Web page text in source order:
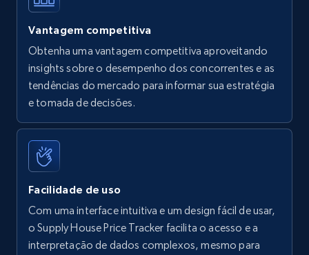
5.6K+ 878+
Walmart - products - Find new products by
using specific category URL
URL, Final price, Sku, Currency, Gtin,
Specifications, Image urls, Top reviews, and
more.
Vantagem competitiva
Obtenha uma vantagem competitiva aproveitando
insights sobre o desempenho dos concorrentes e as
tendências do mercado para informar sua estratégia
e tomada de decisões.
Facilidade de uso
Com uma interface intuitiva e um design fácil de usar,
o Supply House Price Tracker facilita o acesso e a
interpretação de dados complexos, mesmo para